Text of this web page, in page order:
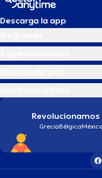
Descarga la app
GreciaBélgicaMéxico